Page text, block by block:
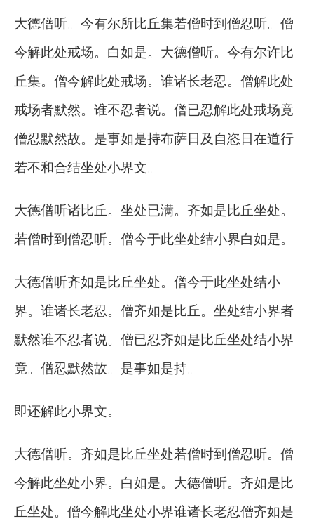
大德僧听。今有尔所比丘集若僧时到僧忍听。僧
今解此处戒场。白如是。大德僧听。今有尔许比
丘集。僧今解此处戒场。谁诸长老忍。僧解此处
戒场者默然。谁不忍者说。僧已忍解此处戒场竟
僧忍默然故。是事如是持布萨日及自恣日在道行
若不和合结坐处小界文。
大德僧听诸比丘。坐处已满。齐如是比丘坐处。
若僧时到僧忍听。僧今于此坐处结小界白如是。
大德僧听齐如是比丘坐处。僧今于此坐处结小
界。谁诸长老忍。僧齐如是比丘。坐处结小界者
默然谁不忍者说。僧已忍齐如是比丘坐处结小界
竟。僧忍默然故。是事如是持。
即还解此小界文。
大德僧听。齐如是比丘坐处若僧时到僧忍听。僧
今解此坐处小界。白如是。大德僧听。齐如是比
丘坐处。僧今解此坐处小界谁诸长老忍僧齐如是